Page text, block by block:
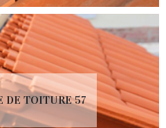
DE TOITURE 57